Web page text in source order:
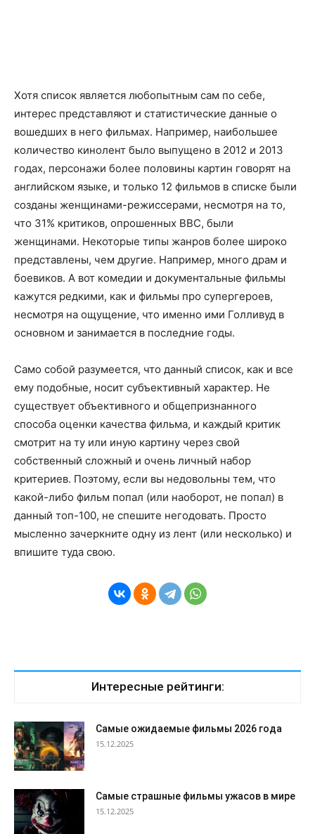
Хотя список является любопытным сам по себе,
интерес представляют и статистические данные о
вошедших в него фильмах. Например, наибольшее
количество кинолент было выпущено в 2012 и 2013
годах, персонажи более половины картин говорят на
английском языке, и только 12 фильмов в списке были
созданы женщинами-режиссерами, несмотря на то,
что 31% критиков, опрошенных BBC, были
женщинами. Некоторые типы жанров более широко
представлены, чем другие. Например, много драм и
боевиков. А вот комедии и документальные фильмы
кажутся редкими, как и фильмы про супергероев,
несмотря на ощущение, что именно ими Голливуд в
основном и занимается в последние годы.
Само собой разумеется, что данный список, как и все
ему подобные, носит субъективный характер. Не
существует объективного и общепризнанного
способа оценки качества фильма, и каждый критик
смотрит на ту или иную картину через свой
собственный сложный и очень личный набор
критериев. Поэтому, если вы недовольны тем, что
какой-либо фильм попал (или наоборот, не попал) в
данный топ-100, не спешите негодовать. Просто
мысленно зачеркните одну из лент (или несколько) и
впишите туда свою.
Интересные рейтинги:
Самые ожидаемые фильмы 2026 года
15.12.2025
Самые страшные фильмы ужасов в мире
15.12.2025